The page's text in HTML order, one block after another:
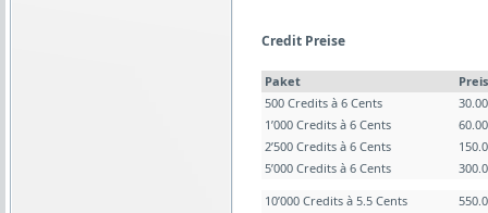
Credit Preise
Paket
Preis
500 Credits à 6 Cents
1’000 Credits à 6 Cents
2’500 Credits à 6 Cents
5’000 Credits à 6 Cents
10’000 Credits à 5.5 Cents